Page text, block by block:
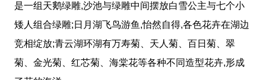
是一组天鹅绿雕,沙池与绿雕中间摆放白雪公主与七个小
矮人组合绿雕;日月湖飞鸟游鱼,怡然自得,各色花卉在湖边
竞相绽放;青云湖环湖有万寿菊、天人菊、百日菊、翠
菊、金光菊、红芯菊、海棠花等各种不同造型花卉,形成